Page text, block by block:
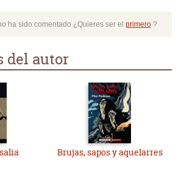
ha sido comentado ¿Quieres ser el primero?
del autor
Brujas, sapos y aquelarres